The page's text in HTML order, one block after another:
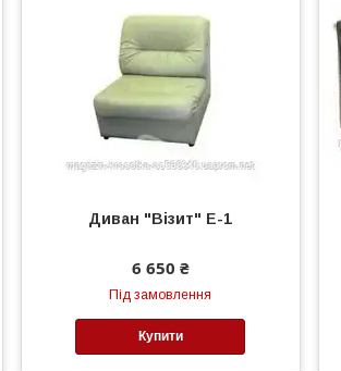
Диван "Візит" Е-1
6 650 ₴
Під замовлення
Купити